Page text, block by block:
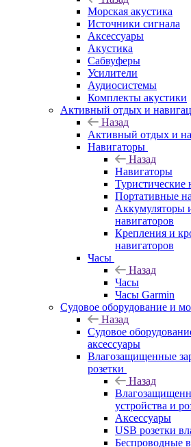
Морская акустика
Источники сигнала
Аксессуары
Акустика
Сабвуферы
Усилители
Аудиосистемы
Комплекты акустики
Активный отдых и
Назад
Активный отдых и
Навигаторы
Назад
Навигаторы
Туристические
Портативные
Аккумуляторы
навигаторов
Крепления и
навигаторов
Часы
Назад
Часы
Часы Garmin
Судовое оборудование и
Назад
Судовое
аксессуары
Влагозащищенные
розетки
Назад
устройства и
Аксессуары
USB розетки
Беспроводные